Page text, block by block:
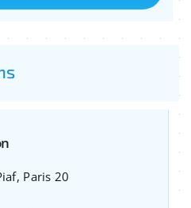
Paris 20